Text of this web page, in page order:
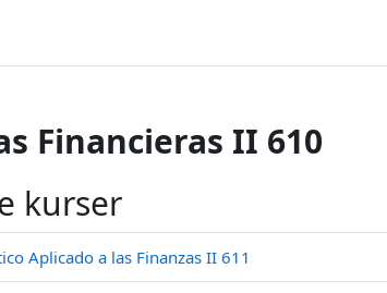
Financieras II 610
kurser
Aplicado a las Finanzas II 611